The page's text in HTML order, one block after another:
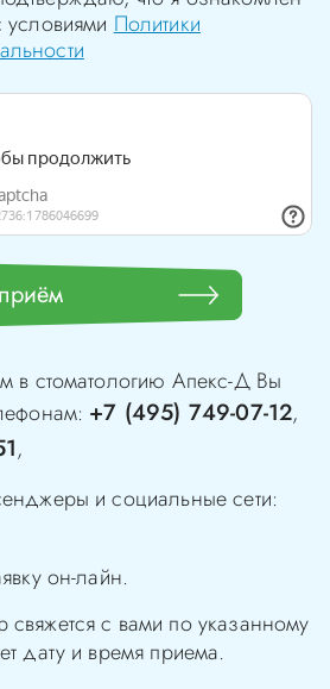
условиямиПолитики
в стоматологию Апекс-ДВы
+7 (495) 749-07-12,
,
и социальные сети:
он-лайн.
с вами по указанному
дату и время приема.